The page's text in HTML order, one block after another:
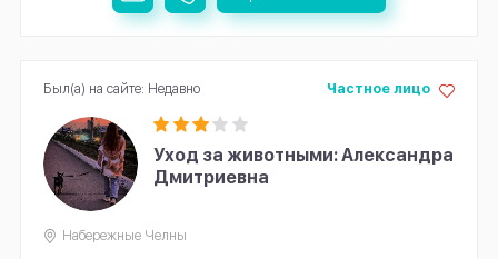
Уход за животными: Александра
Дмитриевна
Частное лицо
Набережные Челны
Был(а) на сайте: Недавно